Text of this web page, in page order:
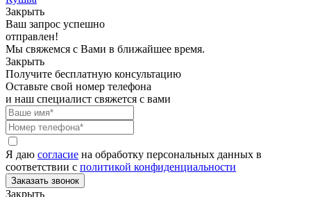
Закрыть
Ваш запрос успешно
отправлен!
Мы свяжемся с Вами в ближайшее время.
Закрыть
Получите бесплатную консультацию
Оставьте свой номер телефона
и наш специалист свяжется с вами
Я даю согласие на обработку персональных данных в
соответствии с политикой конфиденциальности
Закрыть